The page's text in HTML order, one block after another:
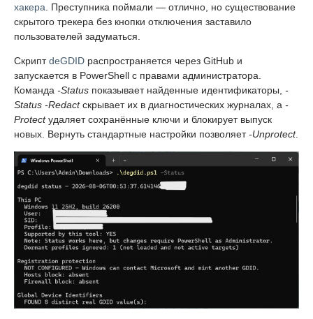
хакера . Преступника поймали — отлично, но существование
скрытого трекера без кнопки отключения заставило
пользователей задуматься.
СкриптdeGDID распространяется через GitHub и
запускается в PowerShell с правами администратора.
Команда -Status показывает найденные идентификаторы, -
Status -Redactскрывает их в диагностических журналах, а -
Protectудаляет сохранённые ключи и блокирует выпуск
новых. Вернуть стандартные настройки позволяет-Unprotect.